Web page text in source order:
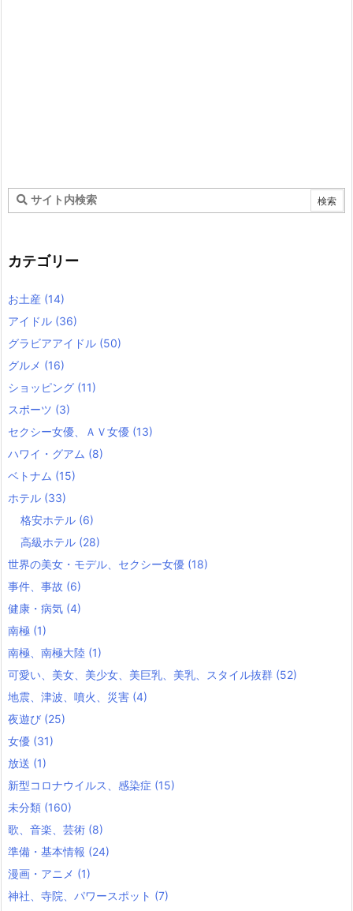
カテゴリー
お土産 (14)
アイドル (36)
グラビアアイドル (50)
グルメ (16)
ショッピング (11)
スポーツ (3)
セクシー女優、ＡＶ女優 (13)
ハワイ・グアム (8)
ベトナム (15)
ホテル (33)
格安ホテル (6)
高級ホテル (28)
世界の美女・モデル、セクシー女優 (18)
事件、事故 (6)
健康・病気 (4)
南極 (1)
南極、南極大陸 (1)
可愛い、美女、美少女、美巨乳、美乳、スタイル抜群 (52)
地震、津波、噴火、災害 (4)
夜遊び (25)
女優 (31)
放送 (1)
新型コロナウイルス、感染症 (15)
未分類 (160)
歌、音楽、芸術 (8)
準備・基本情報 (24)
漫画・アニメ (1)
神社、寺院、パワースポット (7)